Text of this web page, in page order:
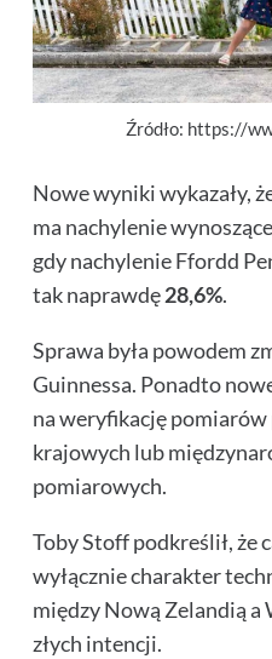
Źródło: https://
Nowe wyniki wykazały,
ma nachylenie wynoszące
gdy nachylenie Ffordd
tak naprawdę28,6%.
Sprawa była powodem
Guinnessa. Ponadto
na weryfikację pomiarów
krajowych lub
pomiarowych.
Toby Stoff podkreślił, że
wyłącznie charakter
między Nową Zelandią a
złych intencji.